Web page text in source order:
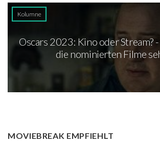
Kolumne
Oscars 2023: Kino oder Stream?
die nominierten Filme
MOVIEBREAK EMPFIEHLT